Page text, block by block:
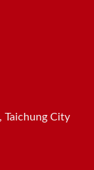
Taichung City